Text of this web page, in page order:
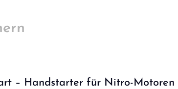
– Handstarter für Nitro-Motoren